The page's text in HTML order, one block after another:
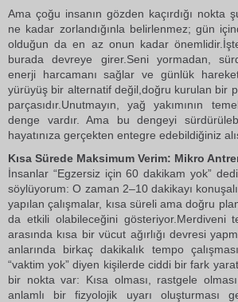
Ama çoğu insanın gözden kaçırdığı nokta
ne kadar zorlandığınla belirlenmez; gün
olduğun da en az onun kadar
burada devreye girer.Seni yormadan,
enerji harcamanı sağlar ve günlük hareket
yürüyüş bir alternatif değil,doğru kurulan bir
parçasıdır.Unutmayın, yağ yakımının
denge vardır. Ama bu dengeyi
hayatınıza gerçekten entegre edebildiğiniz
Kısa Sürede Maksimum Verim: Mikro
İnsanlar “Egzersiz için 60 dakikam yok”
söylüyorum: O zaman 2–10 dakikayı
yapılan çalışmalar, kısa süreli ama doğru
da etkili olabileceğini gösteriyor.Merdiveni
arasında kısa bir vücut ağırlığı devresi
anlarında birkaç dakikalık tempo
“vaktim yok” diyen kişilerde ciddi bir fark
bir nokta var: Kısa olması, rastgele
anlamlı bir fizyolojik uyarı oluşturması